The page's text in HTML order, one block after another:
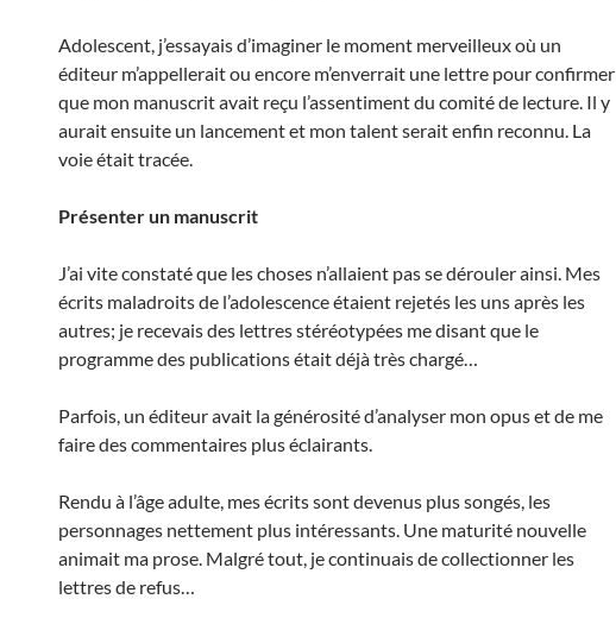
Adolescent, j’essayais d’imaginer le moment merveilleux où un
éditeur m’appellerait ou encore m’enverrait une lettre pour confirmer
que mon manuscrit avait reçu l’assentiment du comité de lecture. Il y
aurait ensuite un lancement et mon talent serait enfin reconnu. La
voie était tracée.
Présenter un manuscrit
J’ai vite constaté que les choses n’allaient pas se dérouler ainsi. Mes
écrits maladroits de l’adolescence étaient rejetés les uns après les
autres; je recevais des lettres stéréotypées me disant que le
programme des publications était déjà très chargé…
Parfois, un éditeur avait la générosité d’analyser mon opus et de me
faire des commentaires plus éclairants.
Rendu à l’âge adulte, mes écrits sont devenus plus songés, les
personnages nettement plus intéressants. Une maturité nouvelle
animait ma prose. Malgré tout, je continuais de collectionner les
lettres de refus…